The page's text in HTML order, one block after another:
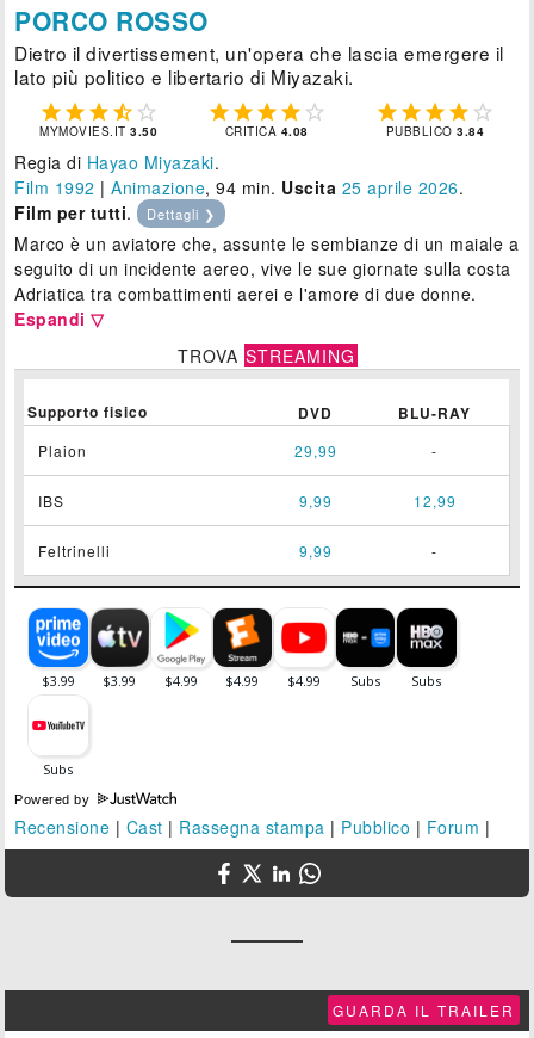
PORCO ROSSO
Dietro il divertissement, un'opera che lascia emergere il
lato più politico e libertario di Miyazaki.
    
MYMOVIES.IT3.50
    
CRITICA 4.08
    
PUBBLICO3.84
Regia di Hayao Miyazaki.
Film 1992 |Animazione, 94 min. Uscita 25 aprile 2026.
Film per tutti. Dettagli ❯
Marco è un aviatore che, assunte le sembianze di un maiale a
seguito di un incidente aereo, vive le sue giornate sulla costa
Adriatica tra combattimenti aerei e l'amore di due donne.
Espandi ▽
TROVA STREAMING
Supporto fisico DVD BLU-RAY
Plaion 29,99 -
IBS 9,99 12,99
Feltrinelli 9,99 -
Powered by
Recensione | Cast | Rassegna stampa | Pubblico | Forum |
GUARDA IL TRAILER